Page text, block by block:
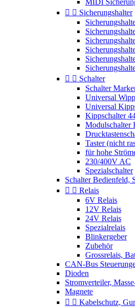
MIDI
  Sicherungshalter
  Schalter
Schalter
Universal
Universal
Kippschalter
Modulschalter
Taster (nicht
für hohe
230/400V AC
Spezialschalter
Schalter Bedienfeld,
  Relais
6V Relais
12V Relais
24V Relais
Spezialrelais
Blinkergeber
Zubehör
Grossrelais,
CAN-Bus
Dioden
Stromverteiler,
Magnete
  Kabelschutz,